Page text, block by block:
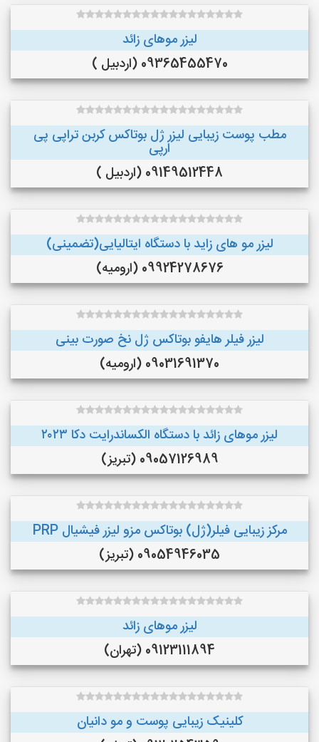
لیزر موهای زائد
09365455470 (اردبیل )
مطب پوست زیبایی لیزر ژل بوتاکس کربن تراپی پی
ارپی
09149512448 (اردبیل )
لیزر مو های زاید با دستگاه ایتالیایی(تضمینی)
09924278676 (ارومیه)
لیزر فیلر هایفو بوتاکس ژل نخ صورت بینی
09031691370 (ارومیه)
لیزر موهای زائد با دستگاه الکساندرایت دکا ۲۰۲۳
09057126989 (تبریز)
مرکز زیبایی فیلر(ژل) بوتاکس مزو لیزر فیشیال PRP
09054946035 (تبریز)
لیزر موهای زائد
09123111894 (تهران)
کلینیک زیبایی پوست و مو دانیان